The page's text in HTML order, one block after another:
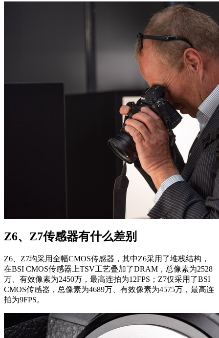
Z6、Z7传感器有什么差别
Z6、Z7均采用全幅CMOS传感器，其中Z6采用了堆栈结构，
在BSI CMOS传感器上TSV工艺叠加了DRAM，总像素为2528
万、有效像素为2450万，最高连拍为12FPS；Z7仅采用了BSI
CMOS传感器，总像素为4689万、有效像素为4575万，最高连
拍为9FPS。